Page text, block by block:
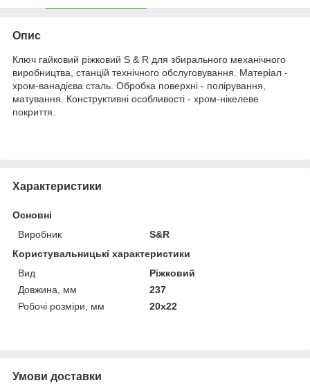
Опис
Ключ гайковий ріжковий S & R для збирального механічного
виробництва, станцій технічного обслуговування. Матеріал -
хром-ванадієва сталь. Обробка поверхні - полірування,
матування. Конструктивні особливості - хром-нікелеве
покриття.
Характеристики
Основні
Виробник
S&R
Користувальницькі характеристики
Вид
Ріжковий
Довжина, мм
237
Робочі розміри, мм
20х22
Умови доставки